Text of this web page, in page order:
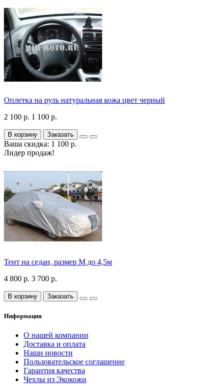
Оплетка на руль натуральная кожа цвет черный
2 100 р. 1 100 р.
В корзину Заказать
Ваша скидка: 1 100 р.
Лидер продаж!
Тент на седан, размер М до 4,5м
4 800 р. 3 700 р.
В корзину Заказать
Информация
О нашей компании
Доставка и оплата
Наши новости
Пользовательское соглашение
Гарантия качества
Чехлы из Экокожи